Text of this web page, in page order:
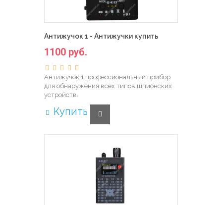
Антижучок 1 - Антижучки купить
1100 руб.
Антижучок 1 профессиональный прибор
для обнаружения всех типов шпионских
устройств.
Купить